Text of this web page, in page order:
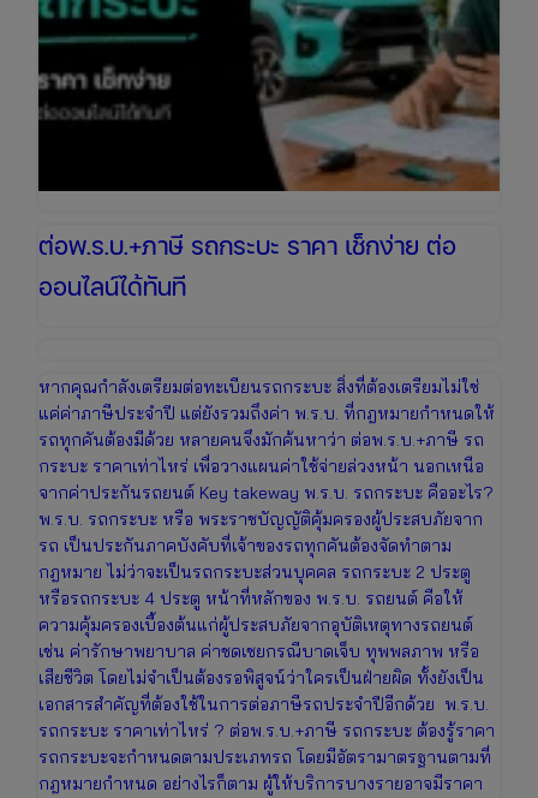
ต่อพ.ร.บ.+ภาษี รถกระบะ ราคา เช็กง่าย ต่อ
ออนไลน์ได้ทันที
หากคุณกำลังเตรียมต่อทะเบียนรถกระบะ สิ่งที่ต้องเตรียมไม่ใช่
แค่ค่าภาษีประจำปี แต่ยังรวมถึงค่า พ.ร.บ. ที่กฎหมายกำหนดให้
รถทุกคันต้องมีด้วย หลายคนจึงมักค้นหาว่า ต่อพ.ร.บ.+ภาษี รถ
กระบะ ราคาเท่าไหร่ เพื่อวางแผนค่าใช้จ่ายล่วงหน้า นอกเหนือ
จากค่าประกันรถยนต์ Key takeway พ.ร.บ. รถกระบะ คืออะไร?
พ.ร.บ. รถกระบะ หรือ พระราชบัญญัติคุ้มครองผู้ประสบภัยจาก
รถ เป็นประกันภาคบังคับที่เจ้าของรถทุกคันต้องจัดทำตาม
กฎหมาย ไม่ว่าจะเป็นรถกระบะส่วนบุคคล รถกระบะ 2 ประตู
หรือรถกระบะ 4 ประตู หน้าที่หลักของ พ.ร.บ. รถยนต์ คือให้
ความคุ้มครองเบื้องต้นแก่ผู้ประสบภัยจากอุบัติเหตุทางรถยนต์
เช่น ค่ารักษาพยาบาล ค่าชดเชยกรณีบาดเจ็บ ทุพพลภาพ หรือ
เสียชีวิต โดยไม่จำเป็นต้องรอพิสูจน์ว่าใครเป็นฝ่ายผิด ทั้งยังเป็น
เอกสารสำคัญที่ต้องใช้ในการต่อภาษีรถประจำปีอีกด้วย พ.ร.บ.
รถกระบะ ราคาเท่าไหร่ ? ต่อพ.ร.บ.+ภาษี รถกระบะ ต้องรู้ราคา
รถกระบะจะกำหนดตามประเภทรถ โดยมีอัตรามาตรฐานตามที่
กฎหมายกำหนด อย่างไรก็ตาม ผู้ให้บริการบางรายอาจมีราคา